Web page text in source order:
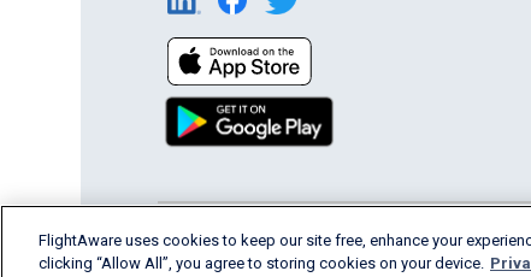
English (USA) 2026 FlightAware Terms of
FlightAware uses cookies to keep our site free, enhance your
clicking “Allow All”, you agree to storing cookies on your device.